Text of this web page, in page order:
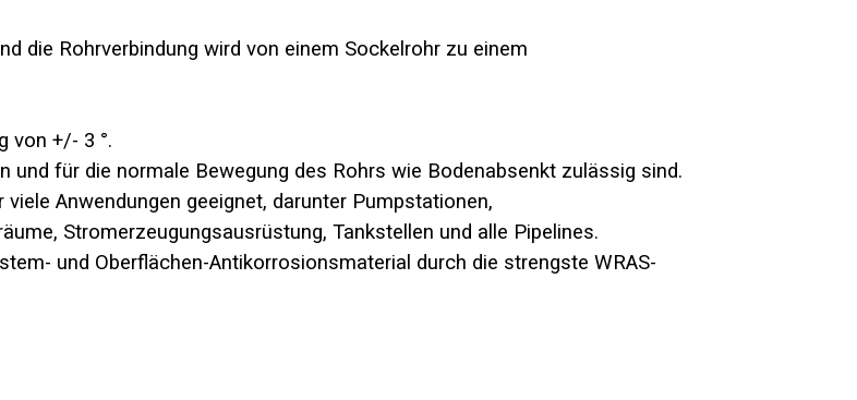
die Rohrverbindung wird von einem Sockelrohr zu einem
von +/- 3 °.
für die normale Bewegung des Rohrs wie Bodenabsenkt zulässig sind.
Anwendungen geeignet, darunter Pumpstationen,
Stromerzeugungsausrüstung, Tankstellen und alle Pipelines.
und Oberflächen-Antikorrosionsmaterial durch die strengste WRAS-